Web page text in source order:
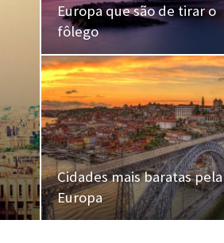
Europa que são de tirar o
fôlego
Cidades mais baratas pela
Europa